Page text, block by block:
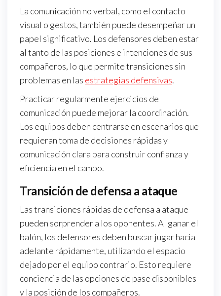
La comunicación no verbal, como el contacto
visual o gestos, también puede desempeñar un
papel significativo. Los defensores deben estar
al tanto de las posiciones e intenciones de sus
compañeros, lo que permite transiciones sin
problemas en las estrategias defensivas.
Practicar regularmente ejercicios de
comunicación puede mejorar la coordinación.
Los equipos deben centrarse en escenarios que
requieran toma de decisiones rápidas y
comunicación clara para construir confianza y
eficiencia en el campo.
Transición de defensa a ataque
Las transiciones rápidas de defensa a ataque
pueden sorprender a los oponentes. Al ganar el
balón, los defensores deben buscar jugar hacia
adelante rápidamente, utilizando el espacio
dejado por el equipo contrario. Esto requiere
conciencia de las opciones de pase disponibles
y la posición de los compañeros.